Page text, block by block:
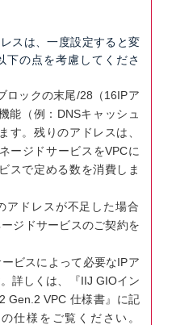
スは、一度設定すると変
下の点を考慮してくださ
ロックの末尾/28（16IPア
能（例：DNSキャッシュ
す。残りのアドレスは、
ージドサービスをVPCに
スで定める数を消費しま
アドレスが不足した場合
ジドサービスのご契約を
ビスによって必要なIPア
詳しくは、『IIJ GIOイン
Gen.2 VPC 仕様書』に記
仕様をご覧ください。